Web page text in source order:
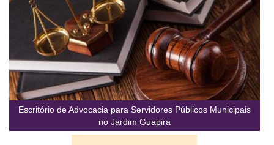
Escritório de Advocacia para Servidores Públicos Municipais
no Jardim Guapira